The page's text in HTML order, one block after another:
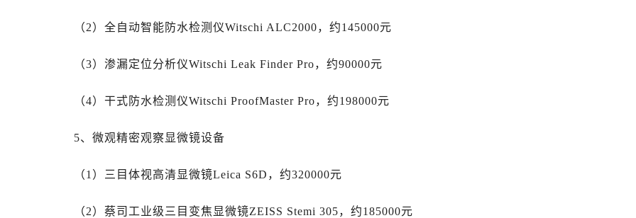
山西省临汾市尧都区解放路劳力士售后服务中心（需提前预约）
山西省朔州市朔城区怡西路与鄯阳西街交汇处劳力士售后服务中心（需提前预约）
山西省忻州市忻府区和平东街与七一南路交叉口劳力士售后服务中心（需提前预约）
山西省运城市盐湖区河东街劳力士售后服务中心（需提前预约）
山西省太原市迎泽区迎泽街道解放路15号亨得利名表维修授权店3楼劳力士售后服务中心（需提前预
安徽省安庆市迎江区人民路劳力士售后服务中心（需提前预约）
（2）全自动智能防水检测仪Witschi ALC2000，约145000元
（3）渗漏定位分析仪Witschi Leak Finder Pro，约90000元
（4）干式防水检测仪Witschi ProofMaster Pro，约198000元
5、微观精密观察显微镜设备
（1）三目体视高清显微镜Leica S6D，约320000元
（2）蔡司工业级三目变焦显微镜ZEISS Stemi 305，约185000元